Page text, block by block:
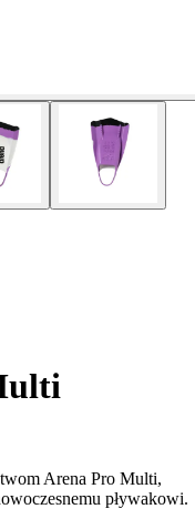
Arena Pro Multi,
pływakowi.